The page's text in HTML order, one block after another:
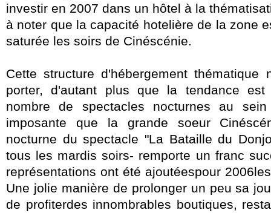
investir en 2007 dans un hôtel à la
à noter que la capacité hotelière de la zone
saturée les soirs de Cinéscénie.
Cette structure d'hébergement
porter, d'autant plus que la tendance
nombre de spectacles nocturnes au
imposante que la grande soeur
nocturne du spectacle "La Bataille du
tous les mardis soirs- remporte un franc
représentations ont été ajoutéespour
Une jolie manière de prolonger un peu sa
de profiterdes innombrables boutiques,